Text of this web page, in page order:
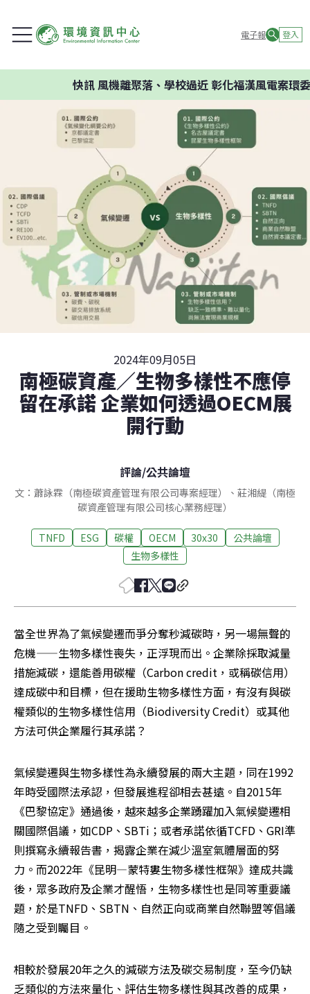
電子報 登入
風機離聚落、學校過近 彰化福漢風電案環委建議
2024年09月05日
南極碳資產／生物多樣性不應停
留在承諾 企業如何透過OECM展
開行動
評論/公共論壇
文：蕭詠霖（南極碳資產管理有限公司專案經理）、莊湘緹（南極
碳資產管理有限公司核心業務經理）
TNFD ESG 碳權 OECM 30x30
公共論壇
生物多樣性
當全世界為了氣候變遷而爭分奪秒減碳時，另一場無聲的
危機——生物多樣性喪失，正浮現而出。企業除採取減量
措施減碳，還能善用碳權（Carbon credit，或稱碳信用）
達成碳中和目標，但在援助生物多樣性方面，有沒有與碳
權類似的生物多樣性信用（Biodiversity Credit）或其他
方法可供企業履行其承諾？
氣候變遷與生物多樣性為永續發展的兩大主題，同在1992
年時受國際法承認，但發展進程卻相去甚遠。自2015年
《巴黎協定》通過後，越來越多企業踴躍加入氣候變遷相
關國際倡議，如CDP、SBTi；或者承諾依循TCFD、GRI準
則撰寫永續報告書，揭露企業在減少溫室氣體層面的努
力。而2022年《昆明—蒙特婁生物多樣性框架》達成共識
後，眾多政府及企業才醒悟，生物多樣性也是同等重要議
題，於是TNFD、SBTN、自然正向或商業自然聯盟等倡議
隨之受到矚目。
相較於發展20年之久的減碳方法及碳交易制度，至今仍缺
乏類似的方法來量化、評估生物多樣性與其改善的成果，